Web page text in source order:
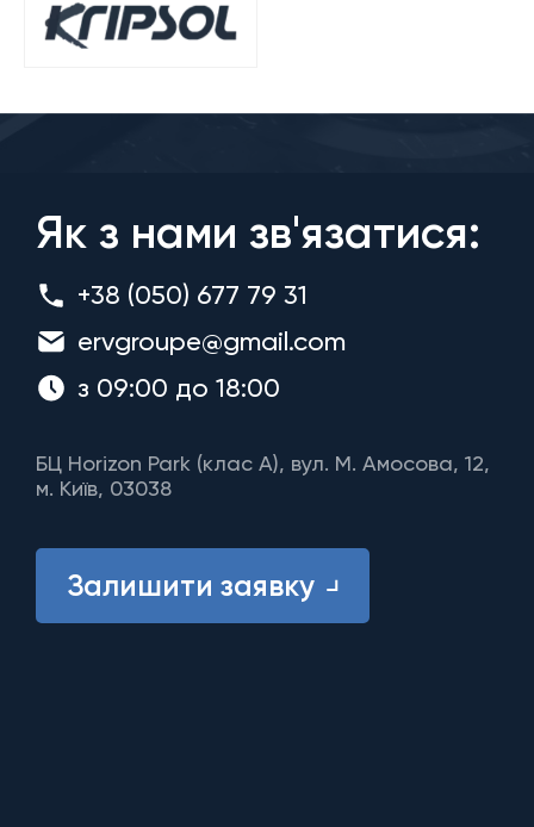
Як з нами зв'язатися:
+38 (050) 677 79 31
ervgroupe@gmail.com
з 09:00 до 18:00
БЦ Horizon Park (клас A), вул. М. Амосова, 12,
м. Київ, 03038
Залишити заявку